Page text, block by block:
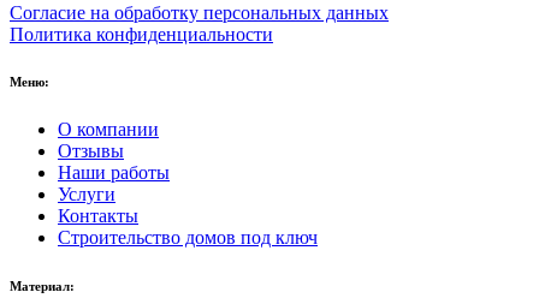
Согласие на обработку персональных данных
Политика конфиденциальности
Меню:
О компании
Отзывы
Наши работы
Услуги
Контакты
Строительство домов под ключ
Материал: